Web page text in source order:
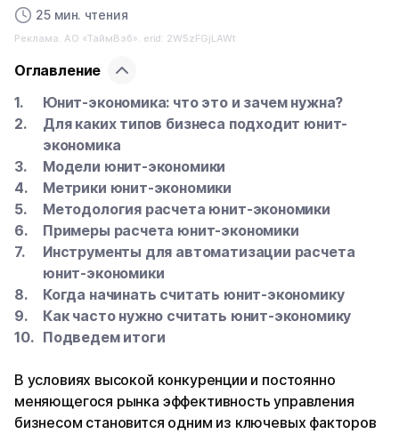
25 мин. чтения
Реклама. АО «ТаймВэб». erid: 2W5zFGjLAWt
Оглавление
Юнит-экономика: что это и зачем нужна?
Для каких типов бизнеса подходит юнит-
экономика
Модели юнит-экономики
Метрики юнит-экономики
Методология расчета юнит-экономики
Примеры расчета юнит-экономики
Инструменты для автоматизации расчета
юнит-экономики
Когда начинать считать юнит-экономику
Как часто нужно считать юнит-экономику
Подведем итоги
В условиях высокой конкуренции и постоянно
меняющегося рынка эффективность управления
бизнесом становится одним из ключевых факторов